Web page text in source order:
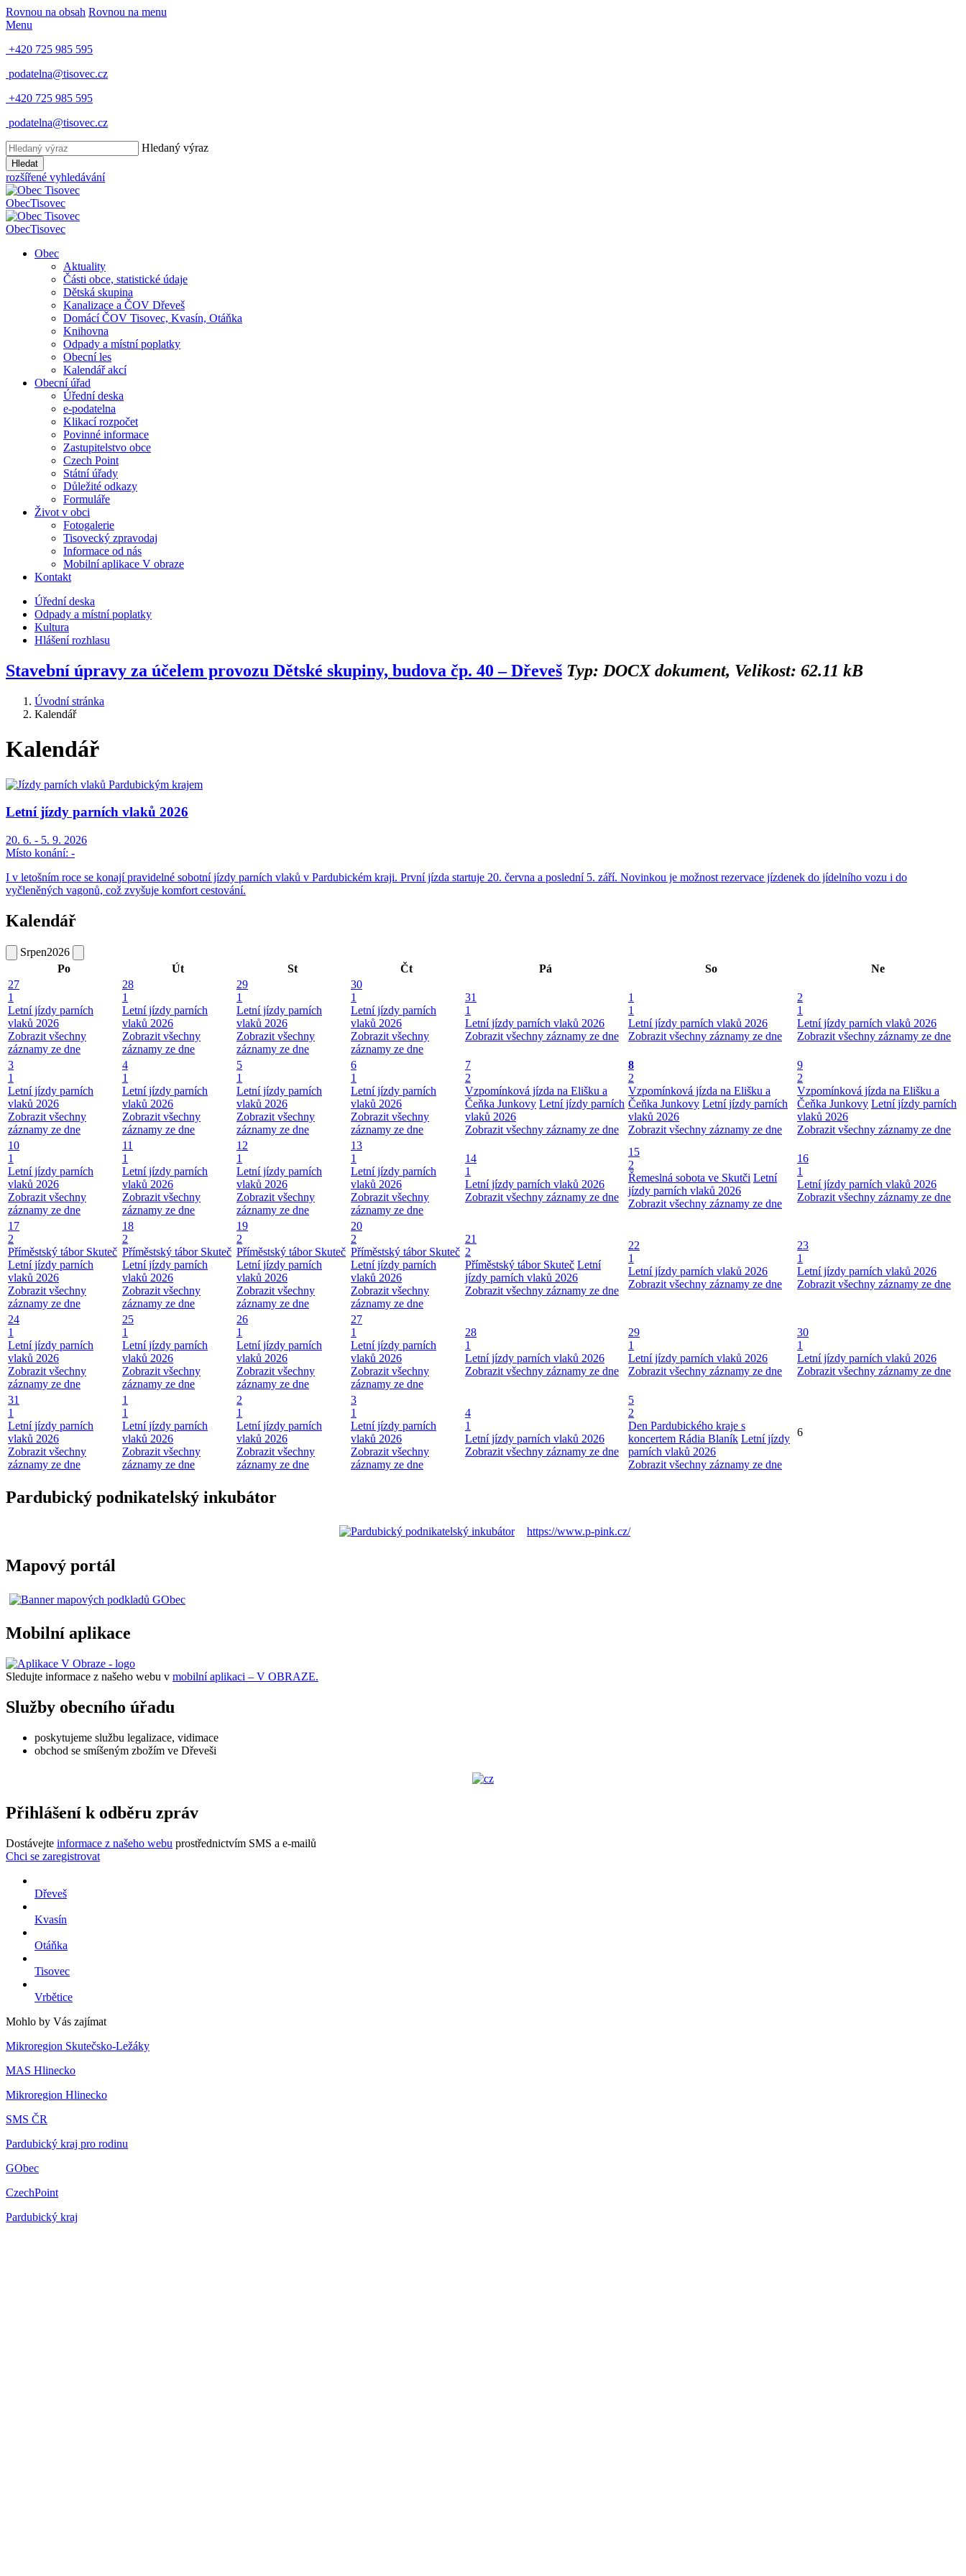
Rovnou na obsah Rovnou na menu
Menu
+420 725 985 595
podatelna@tisovec.cz
+420 725 985 595
podatelna@tisovec.cz
Hledaný výraz
Hledat
rozšířené vyhledávání
ObecTisovec
ObecTisovec
Obec
Aktuality
Části obce, statistické údaje
Dětská skupina
Kanalizace a ČOV Dřeveš
Domácí ČOV Tisovec, Kvasín, Otáňka
Knihovna
Odpady a místní poplatky
Obecní les
Kalendář akcí
Obecní úřad
Úřední deska
e-podatelna
Klikací rozpočet
Povinné informace
Zastupitelstvo obce
Czech Point
Státní úřady
Důležité odkazy
Formuláře
Život v obci
Fotogalerie
Tisovecký zpravodaj
Informace od nás
Mobilní aplikace V obraze
Kontakt
Úřední deska
Odpady a místní poplatky
Kultura
Hlášení rozhlasu
Stavební úpravy za účelem provozu Dětské skupiny, budova čp. 40 – Dřeveš Typ: DOCX dokument, Velikost: 62.11 kB
Úvodní stránka
Kalendář
Kalendář
Letní jízdy parních vlaků 2026
20. 6. - 5. 9. 2026
Místo konání: -
I v letošním roce se konají pravidelné sobotní jízdy parních vlaků v Pardubickém kraji. První jízda startuje 20. června a poslední 5. září. Novinkou je možnost rezervace jízdenek do jídelního vozu i do
vyčleněných vagonů, což zvyšuje komfort cestování.
Kalendář
Srpen2026
Po
Út St Čt Pá So
Ne
27
1
Letní jízdy parních
vlaků 2026
Zobrazit všechny
záznamy ze dne
28
1
Letní jízdy parních
vlaků 2026
Zobrazit všechny
záznamy ze dne
29
1
Letní jízdy parních
vlaků 2026
Zobrazit všechny
záznamy ze dne
30
1
Letní jízdy parních
vlaků 2026
Zobrazit všechny
záznamy ze dne
31
1
Letní jízdy parních vlaků 2026
Zobrazit všechny záznamy ze dne
1
1
Letní jízdy parních vlaků 2026
Zobrazit všechny záznamy ze dne
2
1
Letní jízdy parních vlaků 2026
Zobrazit všechny záznamy ze dne
3
1
Letní jízdy parních
vlaků 2026
Zobrazit všechny
záznamy ze dne
4
1
Letní jízdy parních
vlaků 2026
Zobrazit všechny
záznamy ze dne
5
1
Letní jízdy parních
vlaků 2026
Zobrazit všechny
záznamy ze dne
6
1
Letní jízdy parních
vlaků 2026
Zobrazit všechny
záznamy ze dne
7
2
Vzpomínková jízda na Elišku a
Čeňka Junkovy Letní jízdy parních
vlaků 2026
Zobrazit všechny záznamy ze dne
8
2
Vzpomínková jízda na Elišku a
Čeňka Junkovy Letní jízdy parních
vlaků 2026
Zobrazit všechny záznamy ze dne
9
2
Vzpomínková jízda na Elišku a
Čeňka Junkovy Letní jízdy parních
vlaků 2026
Zobrazit všechny záznamy ze dne
10
1
Letní jízdy parních
vlaků 2026
Zobrazit všechny
záznamy ze dne
11
1
Letní jízdy parních
vlaků 2026
Zobrazit všechny
záznamy ze dne
12
1
Letní jízdy parních
vlaků 2026
Zobrazit všechny
záznamy ze dne
13
1
Letní jízdy parních
vlaků 2026
Zobrazit všechny
záznamy ze dne
14
1
Letní jízdy parních vlaků 2026
Zobrazit všechny záznamy ze dne
15
2
Řemeslná sobota ve Skutči Letní
jízdy parních vlaků 2026
Zobrazit všechny záznamy ze dne
16
1
Letní jízdy parních vlaků 2026
Zobrazit všechny záznamy ze dne
17
2
Příměstský tábor Skuteč
Letní jízdy parních
vlaků 2026
Zobrazit všechny
záznamy ze dne
18
2
Příměstský tábor Skuteč
Letní jízdy parních
vlaků 2026
Zobrazit všechny
záznamy ze dne
19
2
Příměstský tábor Skuteč
Letní jízdy parních
vlaků 2026
Zobrazit všechny
záznamy ze dne
20
2
Příměstský tábor Skuteč
Letní jízdy parních
vlaků 2026
Zobrazit všechny
záznamy ze dne
21
2
Příměstský tábor Skuteč Letní
jízdy parních vlaků 2026
Zobrazit všechny záznamy ze dne
22
1
Letní jízdy parních vlaků 2026
Zobrazit všechny záznamy ze dne
23
1
Letní jízdy parních vlaků 2026
Zobrazit všechny záznamy ze dne
24
1
Letní jízdy parních
vlaků 2026
Zobrazit všechny
záznamy ze dne
25
1
Letní jízdy parních
vlaků 2026
Zobrazit všechny
záznamy ze dne
26
1
Letní jízdy parních
vlaků 2026
Zobrazit všechny
záznamy ze dne
27
1
Letní jízdy parních
vlaků 2026
Zobrazit všechny
záznamy ze dne
28
1
Letní jízdy parních vlaků 2026
Zobrazit všechny záznamy ze dne
29
1
Letní jízdy parních vlaků 2026
Zobrazit všechny záznamy ze dne
30
1
Letní jízdy parních vlaků 2026
Zobrazit všechny záznamy ze dne
31
1
Letní jízdy parních
vlaků 2026
Zobrazit všechny
záznamy ze dne
1
1
Letní jízdy parních
vlaků 2026
Zobrazit všechny
záznamy ze dne
2
1
Letní jízdy parních
vlaků 2026
Zobrazit všechny
záznamy ze dne
3
1
Letní jízdy parních
vlaků 2026
Zobrazit všechny
záznamy ze dne
4
1
Letní jízdy parních vlaků 2026
Zobrazit všechny záznamy ze dne
5
2
Den Pardubického kraje s
koncertem Rádia Blaník Letní jízdy
parních vlaků 2026
Zobrazit všechny záznamy ze dne
6
Pardubický podnikatelský inkubátor
https://www.p-pink.cz/
Mapový portál
Mobilní aplikace
Sledujte informace z našeho webu v mobilní aplikaci – V OBRAZE.
Služby obecního úřadu
poskytujeme službu legalizace, vidimace
obchod se smíšeným zbožím ve Dřeveši
Přihlášení k odběru zpráv
Dostávejte informace z našeho webu prostřednictvím SMS a e-mailů
Chci se zaregistrovat
Dřeveš
Kvasín
Otáňka
Tisovec
Vrbětice
Mohlo by Vás zajímat
Mikroregion Skutečsko-Ležáky
MAS Hlinecko
Mikroregion Hlinecko
SMS ČR
Pardubický kraj pro rodinu
GObec
CzechPoint
Pardubický kraj